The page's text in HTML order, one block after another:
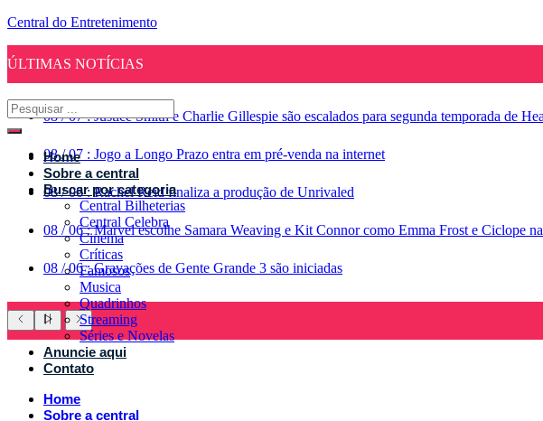
Central do Entretenimento
ÚLTIMAS NOTÍCIAS
08 / 07 : Justice Smith e Charlie Gillespie são escalados para segunda temporada de
08 / 07 : Jogo a Longo Prazo entra em pré-venda na internet
08 / 06 : Rachel Reid finaliza a produção de Unrivaled
08 / 06 : Marvel escolhe Samara Weaving e Kit Connor como Emma Frost e Ciclope
08 / 06 : Gravações de Gente Grande 3 são iniciadas
Home
Sobre a central
Buscar por categoria
Central Bilheterias
Central Celebra
Cinema
Críticas
Famosos
Musica
Quadrinhos
Streaming
Séries e Novelas
Anuncie aqui
Contato
Home
Sobre a central